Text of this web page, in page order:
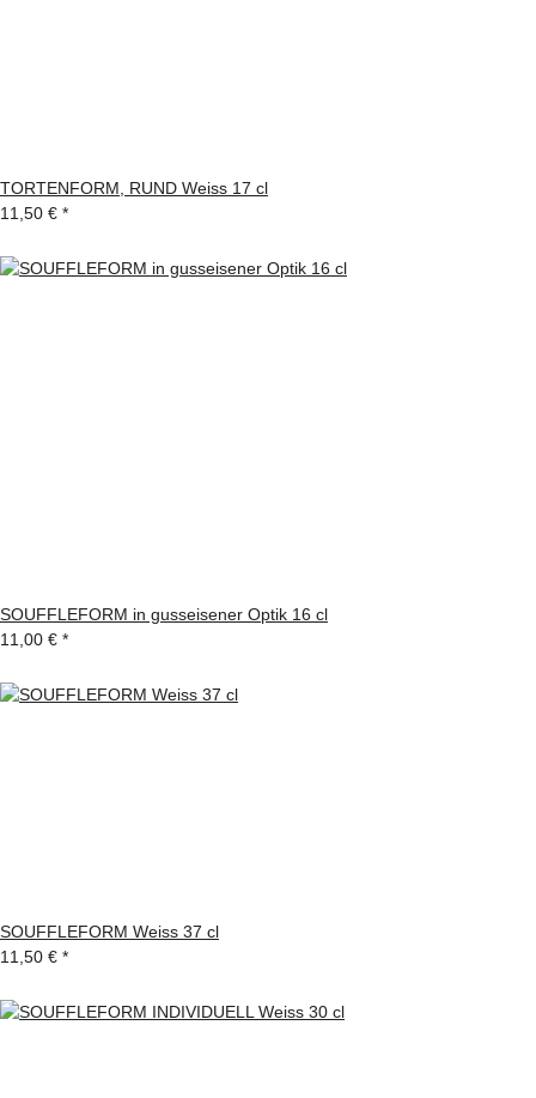
TORTENFORM, RUND Weiss 17 cl
11,50 € *
SOUFFLEFORM in gusseisener Optik 16 cl
11,00 € *
SOUFFLEFORM Weiss 37 cl
11,50 € *